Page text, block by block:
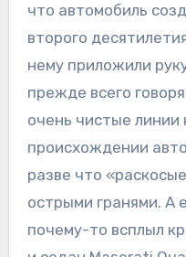
что автомобиль
второго
нему приложили
прежде всего
очень чистые линии
происхождении
разве что
острыми гранями. А
почему-то всплыл